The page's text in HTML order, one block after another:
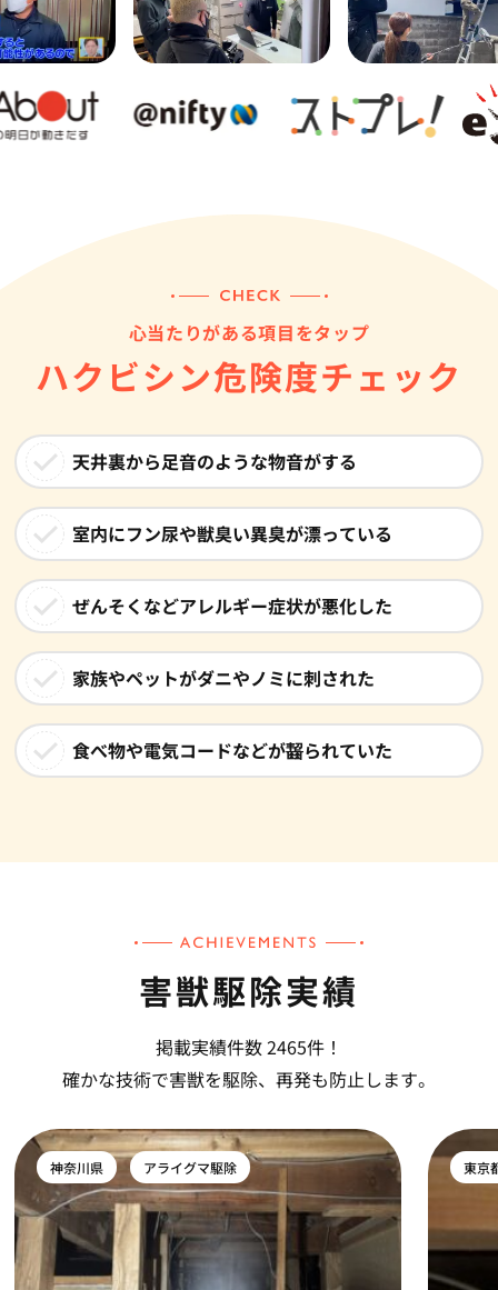
心当たりがある項目をタップ
ハクビシン危険度チェック
天井裏から足音のような物音がする
室内にフン尿や獣臭い異臭が漂っている
ぜんそくなどアレルギー症状が悪化した
家族やペットがダニやノミに刺された
食べ物や電気コードなどが齧られていた
害獣駆除実績
掲載実績件数 2465件！
確かな技術で害獣を駆除、再発も防止します。
神奈川県 アライグマ駆除 東京